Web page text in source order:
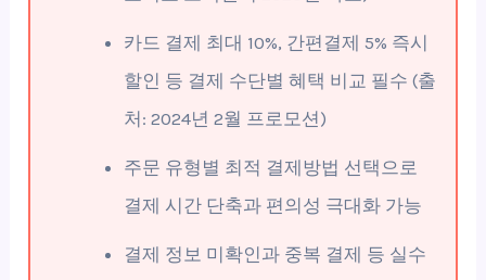
카드 결제 최대 10%, 간편결제 5% 즉시
할인 등 결제 수단별 혜택 비교 필수 (출
처: 2024년 2월 프로모션)
주문 유형별 최적 결제방법 선택으로
결제 시간 단축과 편의성 극대화 가능
결제 정보 미확인과 중복 결제 등 실수